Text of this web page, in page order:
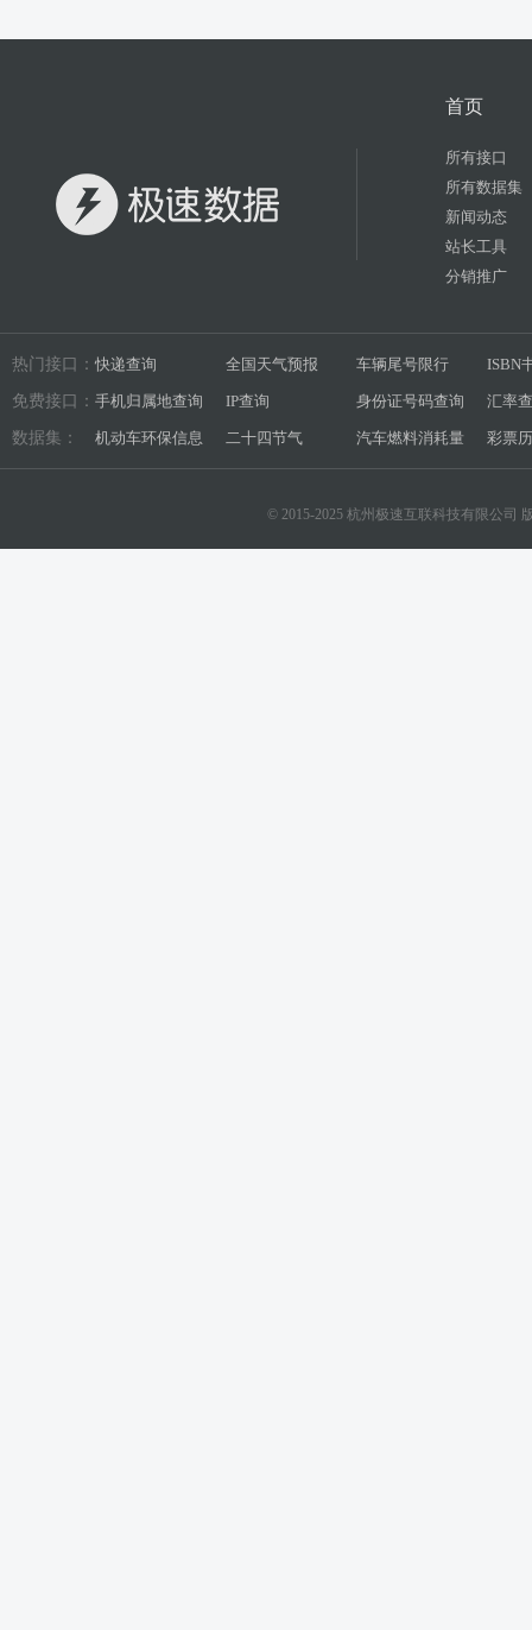
首页
所有接口
所有数据集
新闻动态
站长工具
分销推广
热门接口： 快递查询 全国天气预报 车辆尾号限行 ISBN
免费接口： 手机归属地查询 IP查询 身份证号码查询 汇率
数据集： 机动车环保信息 二十四节气 汽车燃料消耗量 彩票
© 2015-2025 杭州极速互联科技有限公司